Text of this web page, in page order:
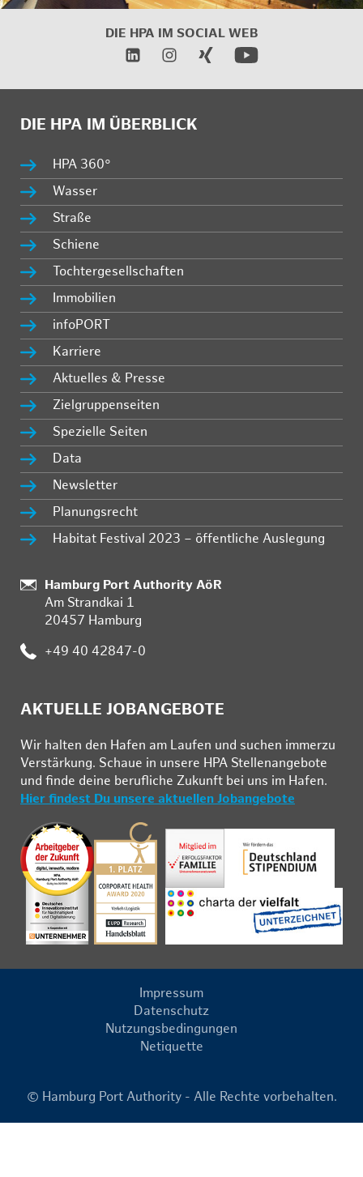
DIE HPA IM SOCIAL WEB
DIE HPA IM ÜBERBLICK
HPA 360°
Wasser
Straße
Schiene
Tochtergesellschaften
Immobilien
infoPORT
Karriere
Aktuelles & Presse
Zielgruppenseiten
Spezielle Seiten
Data
Newsletter
Planungsrecht
Habitat Festival 2023 – öffentliche Auslegung
:
Hamburg Port Authority AöR
Am Strandkai 1
20457 Hamburg
: +49 40 42847-0
AKTUELLE JOBANGEBOTE
Wir hal­ten den Ha­fen am Lau­fen und su­chen im­mer­zu
Ver­stär­kung. Schau­e in un­se­re HPA Stel­len­an­ge­bo­te
und fin­de deine be­ruf­li­che Zu­kunft bei uns im Ha­fen.
Hier findest Du unsere aktuellen Jobangebote
Impressum
Datenschutz
Nutzungsbedingungen
Netiquette
© Hamburg Port Authority - Alle Rechte vorbehalten.